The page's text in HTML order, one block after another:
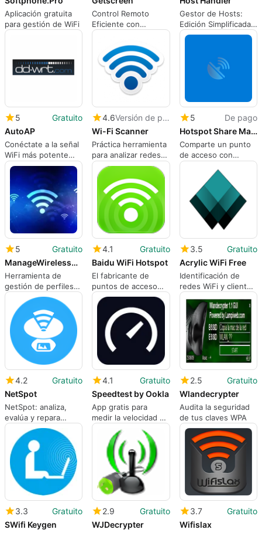
Aplicación gratuita
para gestión de WiFi
Control Remoto
Eficiente con
Getscreen
Gestor de Hosts:
Edición Simplificada
del Archivo Hosts
5
Gratuito
AutoAP
Conéctate a la señal
WiFi más potente
con esta aplicación
4.6
Versión de prueba
Wi-Fi Scanner
Práctica herramienta
para analizar redes
inalámbricas
5
De pago
Hotspot Share Master
Comparte un punto
de acceso con
amigos y familiares
5
Gratuito
ManageWirelessNetworks
Herramienta de
gestión de perfiles
de conexión Wi-Fi
4.1
Gratuito
Baidu WiFi Hotspot
El fabricante de
puntos de acceso
gratuito...
3.5
Gratuito
Acrylic WiFi Free
Identificación de
redes WiFi y clientes
conectados a las
redes así como
información de
calidad de la señal
inalámbrica
4.2
Gratuito
NetSpot
NetSpot: analiza,
evalúa y repara
todas tus redes WiFi
4.1
Gratuito
Speedtest by Ookla
App gratis para
medir la velocidad de
tu conexión a
Internet
2.5
Gratuito
Wlandecrypter
Audita la seguridad
de tus claves WPA
3.3
Gratuito
SWifi Keygen
2.9
Gratuito
WJDecrypter
3.7
Gratuito
Wifislax